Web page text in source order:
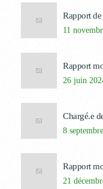
Rapport
11
Rapport
26 juin
Chargé.e
8
Rapport
21